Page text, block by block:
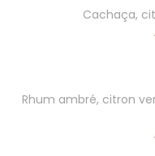
Cachaça,
Rhum ambré, citron